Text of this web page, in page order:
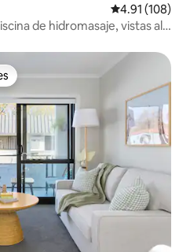
Calificación
4.91 (108)
de hidromasaje, vistas al
huéspedes